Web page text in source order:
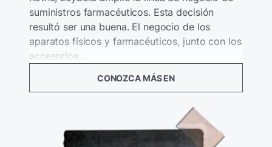
suministros farmacéuticos. Esta decisión
resultó ser una buena. El negocio de los
aparatos físicos y farmacéuticos, junto con los
accesorios,...
CONOZCA MÁS EN